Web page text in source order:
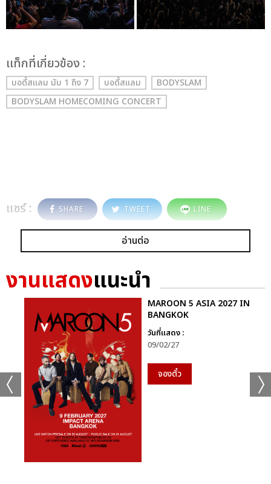
เเท็กที่เกี่ยวข้อง :
บอดี้สแลม นับ 1 ถึง 7 บอดี้สแลม
BODYSLAM
BODYSLAM HOMECOMING CONCERT
แชร์ : SHARE TWEET LINE
อ่านต่อ
งานแสดงแนะนำ
MAROON 5 ASIA 2027 IN
BANGKOK
วันที่แสดง :
09/02/27
จองตั๋ว